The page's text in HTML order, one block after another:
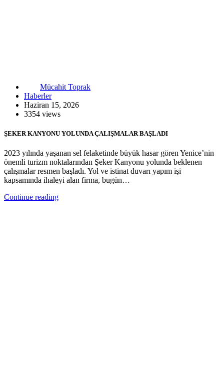
Mücahit Toprak
Haberler
Haziran 15, 2026
3354 views
ŞEKER KANYONU YOLUNDA ÇALIŞMALAR BAŞLADI
2023 yılında yaşanan sel felaketinde büyük hasar gören Yenice’nin
önemli turizm noktalarından Şeker Kanyonu yolunda beklenen
çalışmalar resmen başladı. Yol ve istinat duvarı yapım işi
kapsamında ihaleyi alan firma, bugün…
Continue reading